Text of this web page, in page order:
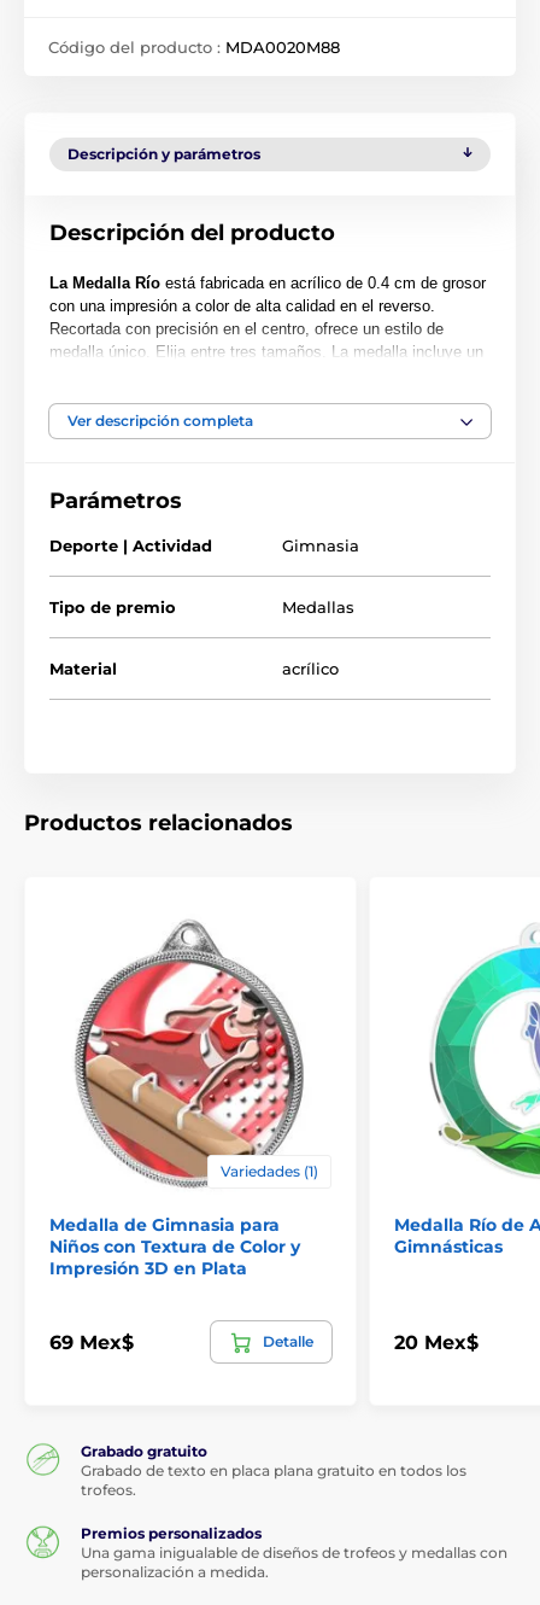
Código del producto : MDA0020M88
Descripción y parámetros
Descripción del producto
La Medalla Río está fabricada en acrílico de 0.4 cm de grosor
con una impresión a color de alta calidad en el reverso.
Recortada con precisión en el centro, ofrece un estilo de
medalla único. Elija entre tres tamaños. La medalla incluye un
Tenga en cuenta que todas nuestras medallas de acrílico se
entregan con una película protectora que se puede retirar
Ver descripción completa
Parámetros
Deporte | Actividad Gimnasia
Tipo de premio Medallas
Material acrílico
Productos relacionados
Variedades (1)
Medalla de Gimnasia para
Niños con Textura de Color y
Impresión 3D en Plata
69 Mex$ Detalle
Medalla Río de
Gimnásticas
20 Mex$
Grabado gratuito
Grabado de texto en placa plana gratuito en todos los
trofeos.
Premios personalizados
Una gama inigualable de diseños de trofeos y medallas con
personalización a medida.